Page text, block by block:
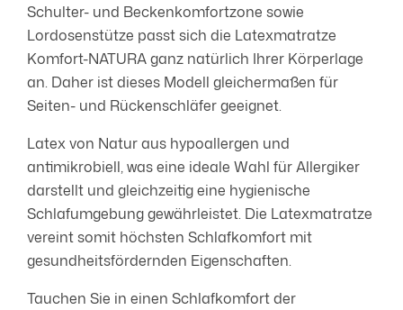
Schulter- und Beckenkomfortzone sowie
Lordosenstütze passt sich die Latexmatratze
Komfort-NATURA ganz natürlich Ihrer Körperlage
an. Daher ist dieses Modell gleichermaßen für
Seiten- und Rückenschläfer geeignet.
Latex von Natur aus hypoallergen und
antimikrobiell, was eine ideale Wahl für Allergiker
darstellt und gleichzeitig eine hygienische
Schlafumgebung gewährleistet. Die Latexmatratze
vereint somit höchsten Schlafkomfort mit
gesundheitsfördernden Eigenschaften.
Tauchen Sie in einen Schlafkomfort der